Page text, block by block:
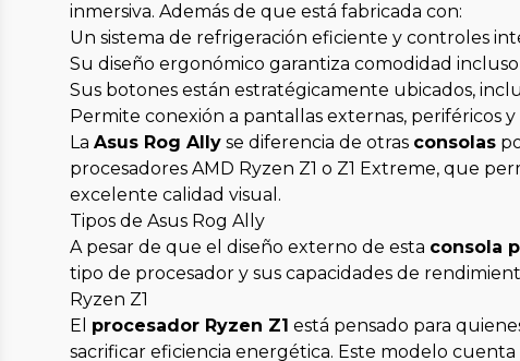
inmersiva. Además de que está fabricada con:
Un sistema de refrigeración eficiente y controles
Su diseño ergonómico garantiza comodidad
Sus botones están estratégicamente ubicados,
Permite conexión a pantallas externas, periféricos
La Asus Rog Ally se diferencia de otras consolas
procesadores AMD Ryzen Z1 o Z1 Extreme, que
excelente calidad visual.
Tipos de Asus Rog Ally
A pesar de que el diseño externo de esta consola
tipo de procesador y sus capacidades de
Ryzen Z1
El procesador Ryzen Z1 está pensado para
sacrificar eficiencia energética. Este modelo